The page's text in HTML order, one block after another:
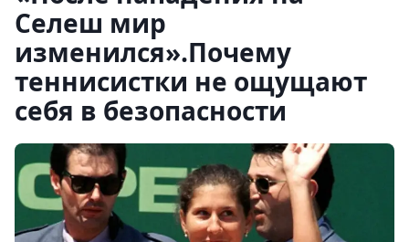
Селеш мир
изменился».Почему
теннисистки не ощущают
себя в безопасности